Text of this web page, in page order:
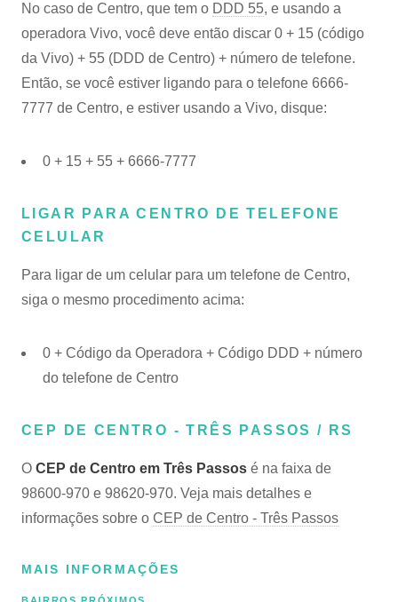
No caso de Centro, que tem o DDD 55, e usando a
operadora Vivo, você deve então discar 0 + 15 (código
da Vivo) + 55 (DDD de Centro) + número de telefone.
Então, se você estiver ligando para o telefone 6666-
7777 de Centro, e estiver usando a Vivo, disque:
0 + 15 + 55 + 6666-7777
LIGAR PARA CENTRO DE TELEFONE
CELULAR
Para ligar de um celular para um telefone de Centro,
siga o mesmo procedimento acima:
0 + Código da Operadora + Código DDD + número
do telefone de Centro
CEP DE CENTRO - TRÊS PASSOS / RS
O CEP de Centro em Três Passos é na faixa de
98600-970 e 98620-970. Veja mais detalhes e
informações sobre o CEP de Centro - Três Passos
MAIS INFORMAÇÕES